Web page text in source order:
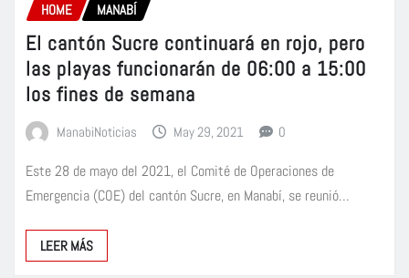
HOME MANABÍ
El cantón Sucre continuará en rojo, pero
las playas funcionarán de 06:00 a 15:00
los fines de semana
ManabiNoticias May 29, 2021 0
Este 28 de mayo del 2021, el Comité de Operaciones de
Emergencia (COE) del cantón Sucre, en Manabí, se reunió…
LEER MÁS